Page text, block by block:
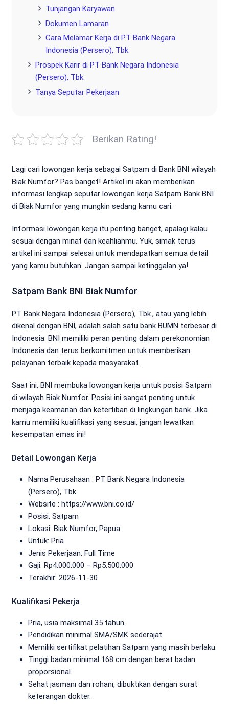
Tunjangan Karyawan
Dokumen Lamaran
Cara Melamar Kerja di PT Bank Negara
Indonesia (Persero), Tbk.
Prospek Karir di PT Bank Negara Indonesia
(Persero), Tbk.
Tanya Seputar Pekerjaan
Berikan Rating!
Lagi cari lowongan kerja sebagai Satpam di Bank BNI wilayah
Biak Numfor? Pas banget! Artikel ini akan memberikan
informasi lengkap seputar lowongan kerja Satpam Bank BNI
di Biak Numfor yang mungkin sedang kamu cari.
Informasi lowongan kerja itu penting banget, apalagi kalau
sesuai dengan minat dan keahlianmu. Yuk, simak terus
artikel ini sampai selesai untuk mendapatkan semua detail
yang kamu butuhkan. Jangan sampai ketinggalan ya!
Satpam Bank BNI Biak Numfor
PT Bank Negara Indonesia (Persero), Tbk., atau yang lebih
dikenal dengan BNI, adalah salah satu bank BUMN terbesar di
Indonesia. BNI memiliki peran penting dalam perekonomian
Indonesia dan terus berkomitmen untuk memberikan
pelayanan terbaik kepada masyarakat.
Saat ini, BNI membuka lowongan kerja untuk posisi Satpam
di wilayah Biak Numfor. Posisi ini sangat penting untuk
menjaga keamanan dan ketertiban di lingkungan bank. Jika
kamu memiliki kualifikasi yang sesuai, jangan lewatkan
kesempatan emas ini!
Detail Lowongan Kerja
Nama Perusahaan : PT Bank Negara Indonesia
(Persero), Tbk.
Website : https://www.bni.co.id/
Posisi: Satpam
Lokasi: Biak Numfor, Papua
Untuk: Pria
Jenis Pekerjaan: Full Time
Gaji: Rp4.000.000 – Rp5.500.000
Terakhir: 2026-11-30
Kualifikasi Pekerja
Pria, usia maksimal 35 tahun.
Pendidikan minimal SMA/SMK sederajat.
Memiliki sertifikat pelatihan Satpam yang masih berlaku.
Tinggi badan minimal 168 cm dengan berat badan
proporsional.
Sehat jasmani dan rohani, dibuktikan dengan surat
keterangan dokter.